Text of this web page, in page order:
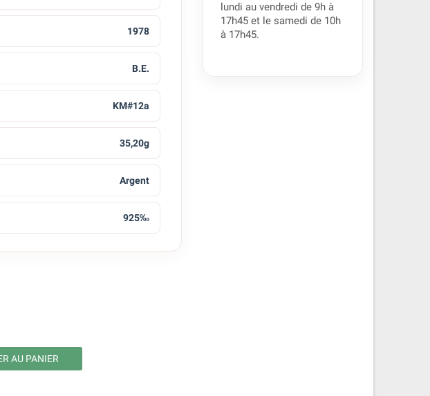
1978
B.E.
KM#12a
35,20g
Argent
925‰
AU PANIER
lundi au vendredi de 9h à
17h45 et le samedi de 10h
à 17h45.